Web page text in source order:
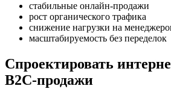
стабильные онлайн-продажи
рост органического трафика
снижение нагрузки на
масштабируемость без переделок
Спроектировать
B2C-продажи